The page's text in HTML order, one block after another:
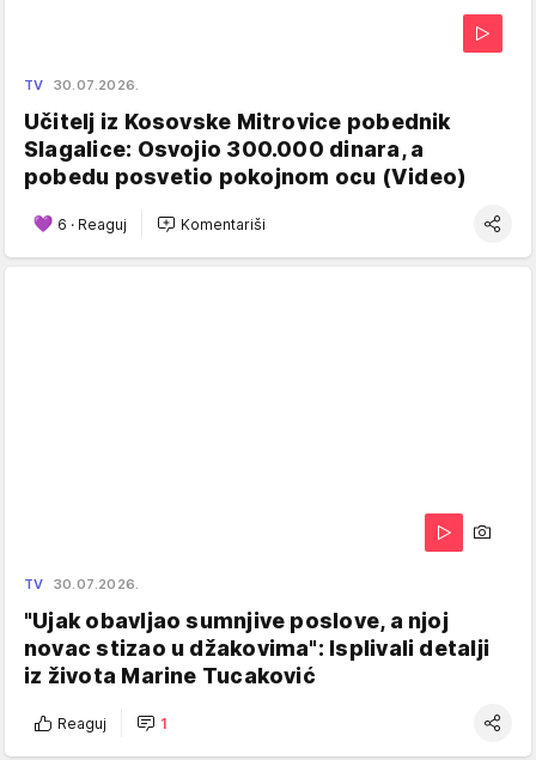
TV 30.07.2026.
Učitelj iz Kosovske Mitrovice pobednik
Slagalice: Osvojio 300.000 dinara, a
pobedu posvetio pokojnom ocu (Video)
6 · Reaguj Komentariši
TV 30.07.2026.
"Ujak obavljao sumnjive poslove, a njoj
novac stizao u džakovima": Isplivali detalji
iz života Marine Tucaković
Reaguj 1